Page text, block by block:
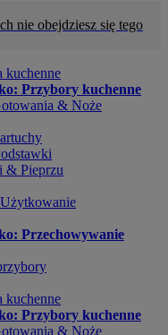
nie obejdziesz się tego
kuchenne
Przybory kuchenne
& Noże
& Pieprzu
Przechowywanie
kuchenne
Przybory kuchenne
& Noże